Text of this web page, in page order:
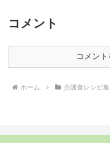
コメント
コメン
ホーム 介護食レシピ集